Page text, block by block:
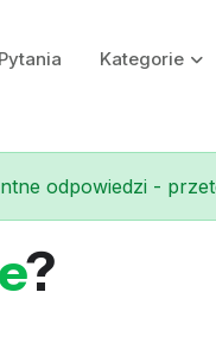
Pytania Kategorie
odpowiedzi -
?